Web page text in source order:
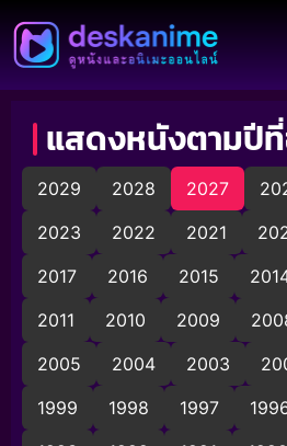
แสดงหนังตามปี
2029 2028 2027
2023
2022 2021
2017
2016 2015
2011
2010 2009
2005
2004 2003
1999
1998 1997